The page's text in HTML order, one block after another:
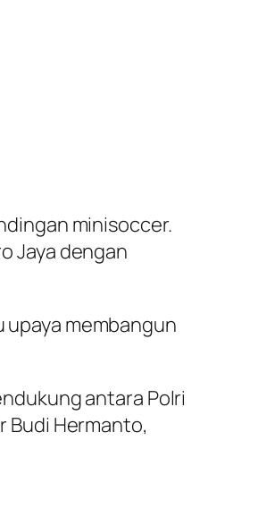
minisoccer.
Jaya dengan
upaya membangun
antara Polri
Budi Hermanto,